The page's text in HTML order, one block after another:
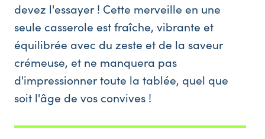
devez l'essayer ! Cette merveille en une
seule casserole est fraîche, vibrante et
équilibrée avec du zeste et de la saveur
crémeuse, et ne manquera pas
d'impressionner toute la tablée, quel que
soit l'âge de vos convives !